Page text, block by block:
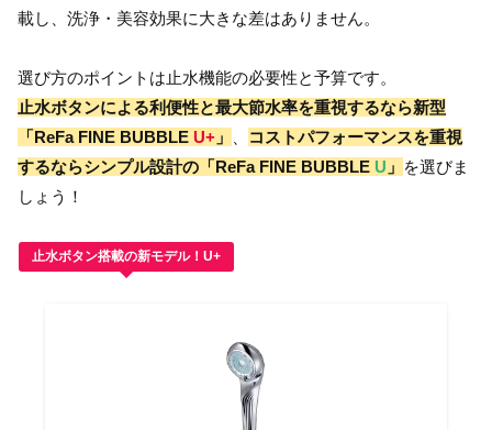
載し、洗浄・美容効果に大きな差はありません。
選び方のポイントは止水機能の必要性と予算です。
止水ボタンによる利便性と最大節水率を重視するなら新型
「ReFa FINE BUBBLE U+ 」
コストパフォーマンスを重視
するならシンプル設計の「ReFa FINE BUBBLE U 」 を選びま
しょう！
止水ボタン搭載の新モデル！U+